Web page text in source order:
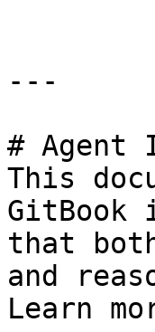
---
# Agent
This
GitBook
that
and
Learn